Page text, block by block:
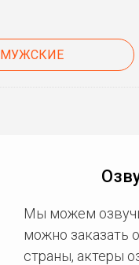
МУЖСКИЕ
Мы можем
можно заказать
страны, актеры